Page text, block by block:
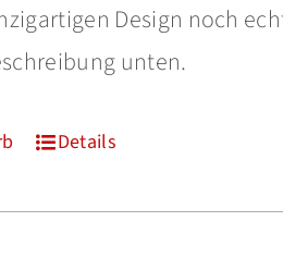
Design noch
unten.
Details